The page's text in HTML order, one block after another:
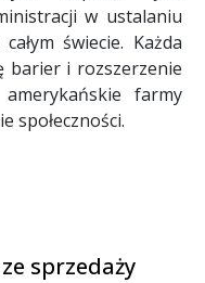
w ustalaniu
świecie. Każda
barier i rozszerzenie
farmy
społeczności.
sprzedaży